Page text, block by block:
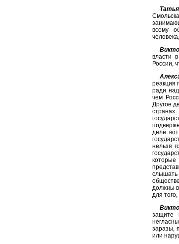
всему
власти
России,
реакция
ради
чем
Другое
деле
нельзя
должны
для
защите
заразы,
или